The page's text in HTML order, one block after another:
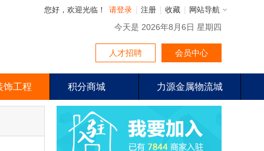
收藏 网站导航
您好，欢迎光临！ 请登录 注册
今天是 2026年8月6日 星期四
人才招聘 会员中心
饰工程 积分商城 力源金属物流城